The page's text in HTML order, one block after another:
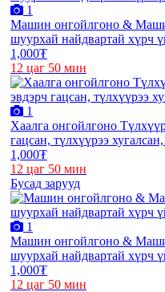
1
Машин онгойлгоно &
шуурхай найдвартай хүрч
1,000₮
12 цаг 50 мин
1
Хаалга онгойлгоно
гацсан, түлхүүрээ
1,000₮
12 цаг 50 мин
Бусад зарууд
1
Машин онгойлгоно &
шуурхай найдвартай хүрч
1,000₮
12 цаг 50 мин